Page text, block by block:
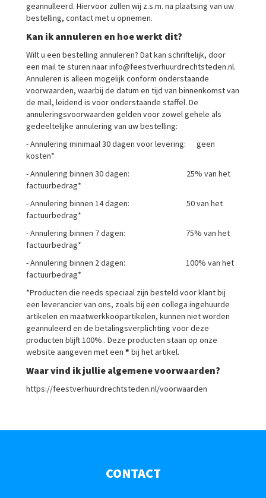
geannulleerd. Hiervoor zullen wij z.s.m. na plaatsing van uw
bestelling, contact met u opnemen.
Kan ik annuleren en hoe werkt dit?
Wilt u een bestelling annuleren? Dat kan schriftelijk, door
een mail te sturen naar info@feestverhuurdrechtsteden.nl.
Annuleren is alleen mogelijk conform onderstaande
voorwaarden, waarbij de datum en tijd van binnenkomst van
de mail, leidend is voor onderstaande staffel. De
annuleringsvoorwaarden gelden voor zowel gehele als
gedeeltelijke annulering van uw bestelling:
- Annulering minimaal 30 dagen voor levering: geen
kosten*
- Annulering binnen 30 dagen: 25% van het
factuurbedrag*
- Annulering binnen 14 dagen: 50 van het
factuurbedrag*
- Annulering binnen 7 dagen: 75% van het
factuurbedrag*
- Annulering binnen 2 dagen: 100% van het
factuurbedrag*
*Producten die reeds speciaal zijn besteld voor klant bij
een leverancier van ons, zoals bij een collega ingehuurde
artikelen en maatwerkkoopartikelen, kunnen niet worden
geannuleerd en de betalingsverplichting voor deze
producten blijft 100%.. Deze producten staan op onze
website aangeven met een * bij het artikel.
Waar vind ik jullie algemene voorwaarden?
https://feestverhuurdrechtsteden.nl/voorwaarden
CONTACT